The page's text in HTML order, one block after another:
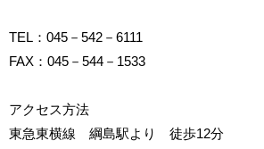
TEL：045－542－6111
FAX：045－544－1533
アクセス方法
東急東横線 綱島駅より 徒歩12分